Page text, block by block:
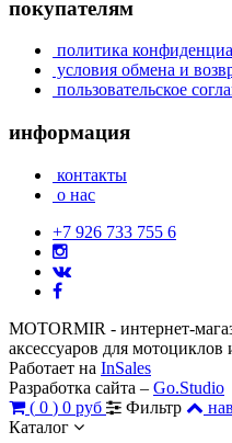
покупателям
политика
условия обмена и
пользовательское
информация
контакты
о нас
+7 926 733 755 6
MOTORMIR - интернет-
аксессуаров для
Работает на InSales
Разработка сайта – Go.Studio
( 0 ) 0 руб Фильтр
Каталог